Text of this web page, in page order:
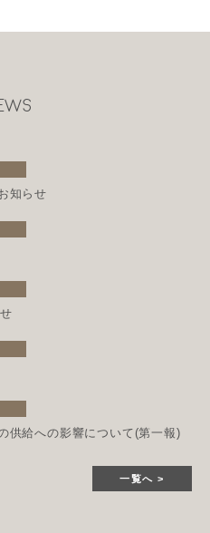
知らせ
供給への影響について(第一報)
一覧へ